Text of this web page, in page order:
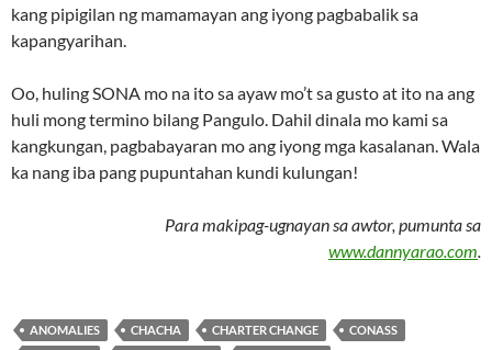
kang pipigilan ng mamamayan ang iyong pagbabalik sa
kapangyarihan.
Oo, huling SONA mo na ito sa ayaw mo’t sa gusto at ito na ang
huli mong termino bilang Pangulo. Dahil dinala mo kami sa
kangkungan, pagbabayaran mo ang iyong mga kasalanan. Wala
ka nang iba pang pupuntahan kundi kulungan!
Para makipag-ugnayan sa awtor, pumunta sa
www.dannyarao.com.
ANOMALIES CHACHA CHARTER CHANGE
CONASS